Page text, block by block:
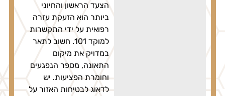
הצעד הראשון והחיוני
ביותר הוא הזעקת עזרה
רפואית על ידי התקשרות
למוקד 101. חשוב לתאר
במדויק את מיקום
התאונה, מספר הנפגעים
וחומרת הפציעות. יש
לדאוג לבטיחות האזור על